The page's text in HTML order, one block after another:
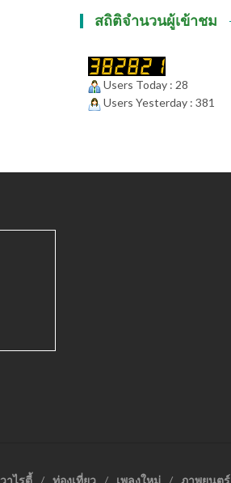
สถิติจำนวนผู้เข้าชม
Users Today : 28
Users Yesterday : 381
วาไรตี้ ท่องเที่ยว เพลงใหม่ ภาพยนตร์